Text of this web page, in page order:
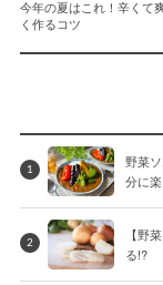
今年の夏はこれ！辛くて
く作るコツ
1
野菜
分に
2
【野
る!?